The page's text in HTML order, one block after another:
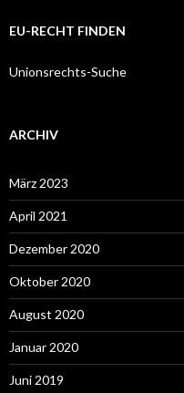
EU-RECHT FINDEN
Unionsrechts-Suche
ARCHIV
März 2023
April 2021
Dezember 2020
Oktober 2020
August 2020
Januar 2020
Juni 2019